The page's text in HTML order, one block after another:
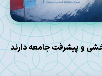
و پیشرفت جامعه دارند